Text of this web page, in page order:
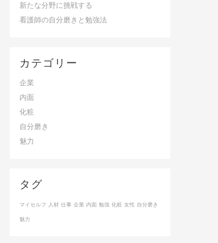
新たな分野に挑戦する
看護師の自分磨きと勉強法
カテゴリー
企業
内面
化粧
自分磨き
魅力
タグ
マイセルフ 人材 仕事 企業 内面 勉強 化粧 女性 自分磨き
魅力